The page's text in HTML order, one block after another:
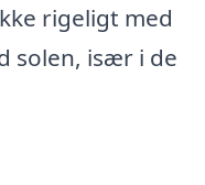
rigeligt med
solen, især i de